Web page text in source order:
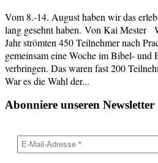
Vom 8.-14. August haben wir das
lang gesehnt haben. Von Kai Mester
Jahr strömten 450 Teilnehmer nach
gemeinsam eine Woche im Bibel- und
verbringen. Das waren fast 200
War es die Wahl der...
Abonniere unseren Newsletter